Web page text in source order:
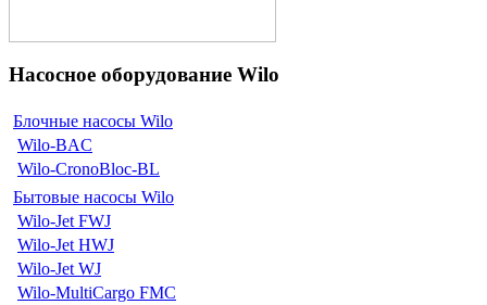
Насосное оборудование Wilo
Блочные насосы Wilo
Wilo-BAC
Wilo-CronoBloc-BL
Бытовые насосы Wilo
Wilo-Jet FWJ
Wilo-Jet HWJ
Wilo-Jet WJ
Wilo-MultiCargo FMC